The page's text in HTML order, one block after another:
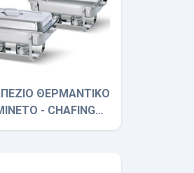
ΘΕΡΜΑΝΤΙΚΟ
- CHAFING